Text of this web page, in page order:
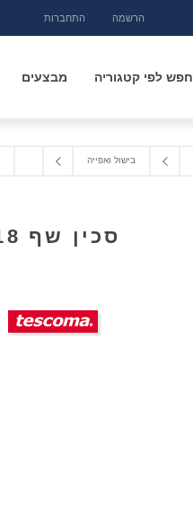
הרשמה התחברות
חפש לפי קטגוריה מבצעים
בישול ואפייה
סכין שף 18 ס"מ GRANDCHEF